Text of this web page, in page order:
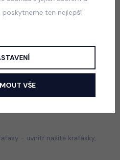
blue
Jak vybrat správnou velikost?
- uvnitř našité kraťásky,
ten nejlepší
VŠE